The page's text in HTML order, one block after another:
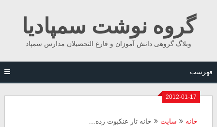
گروه نوشت سمپادیا
وبلاگ گروهی دانش آموزان و فارغ التحصیلان مدارس سمپاد
فهرست
2012-01-17
خانه سایت خانه تار عنکبوت زده…